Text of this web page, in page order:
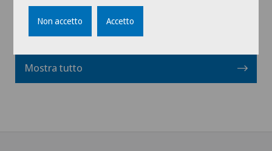
Mostra tutto
Non accetto Accetto